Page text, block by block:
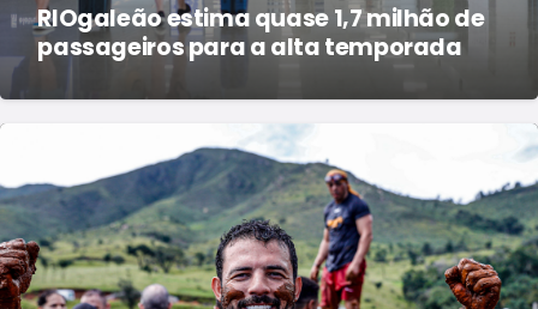
RIOgaleão estima quase 1,7 milhão de
passageiros para a alta temporada